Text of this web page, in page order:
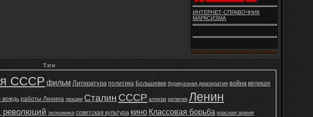
ИНТЕРНЕТ-СПРАВОЧНИК
МАРКСИЗМА
Тэги
СССР фильм Литература политика Большевик буржуазная демократия война великая
вождь работы Ленина лекции СталинСССР атеизм религия Ленин
революций экономика советская культура киноКлассовая борьба красная армия